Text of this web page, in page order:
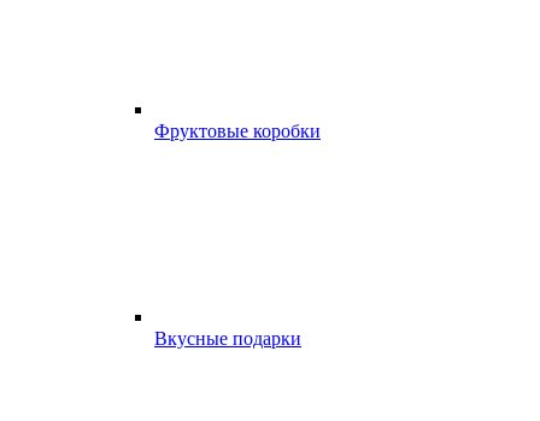
Фруктовые коробки
Вкусные подарки